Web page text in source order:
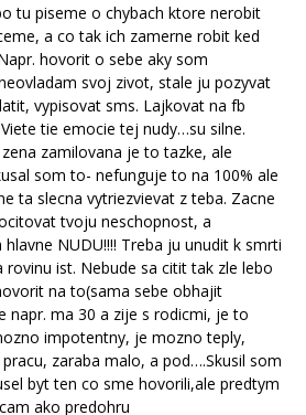
tu piseme o chybach ktore nerobit
a co tak ich zamerne robit ked
hovorit o sebe aky som
svoj zivot, stale ju pozyvat
vypisovat sms. Lajkovat na fb
Viete tie emocie tej nudy…su silne.
zena zamilovana je to tazke, ale
som to- nefunguje to na 100% ale
ta slecna vytriezvievat z teba. Zacne
tvoju neschopnost, a
NUDU!!!! Treba ju unudit k smrti
ist. Nebude sa citit tak zle lebo
na to(sama sebe obhajit
napr. ma 30 a zije s rodicmi, je to
impotentny, je mozno teply,
zaraba malo, a pod….Skusil som
byt ten co sme hovorili,ale predtym
ako predohru